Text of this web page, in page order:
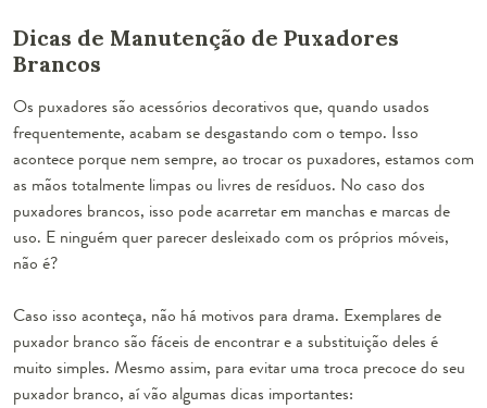
Dicas de Manutenção de Puxadores
Brancos
Os puxadores são acessórios decorativos que, quando usados
frequentemente, acabam se desgastando com o tempo. Isso
acontece porque nem sempre, ao trocar os puxadores, estamos com
as mãos totalmente limpas ou livres de resíduos. No caso dos
puxadores brancos, isso pode acarretar em manchas e marcas de
uso. E ninguém quer parecer desleixado com os próprios móveis,
não é?
Caso isso aconteça, não há motivos para drama. Exemplares de
puxador branco são fáceis de encontrar e a substituição deles é
muito simples. Mesmo assim, para evitar uma troca precoce do seu
puxador branco, aí vão algumas dicas importantes: